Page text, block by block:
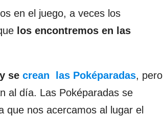
en el juego, a veces los
los encontremos en las
se crean las Poképaradas, pero
al día. Las Poképaradas se
que nos acercamos al lugar el